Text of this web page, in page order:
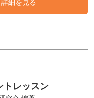
詳細を見る
トレッスン